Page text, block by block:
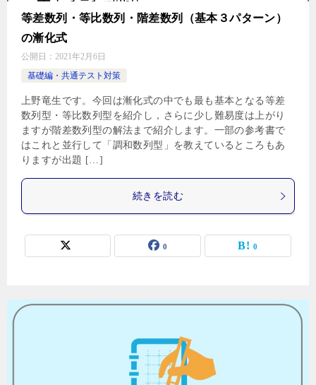
等差数列・等比数列・階差数列（基本３パターン）
の漸化式
公開日： 2021年2月6日
基礎編・共通テスト対策
上野竜生です。今回は漸化式の中でも最も基本となる等差
数列型・等比数列型を紹介し，さらに少し難易度は上がり
ますが階差数列型の解法まで紹介します。一部の参考書で
はこれと並行して「調和数列型」を教えているところもあ
りますが出題 […]
続きを読む
0 0